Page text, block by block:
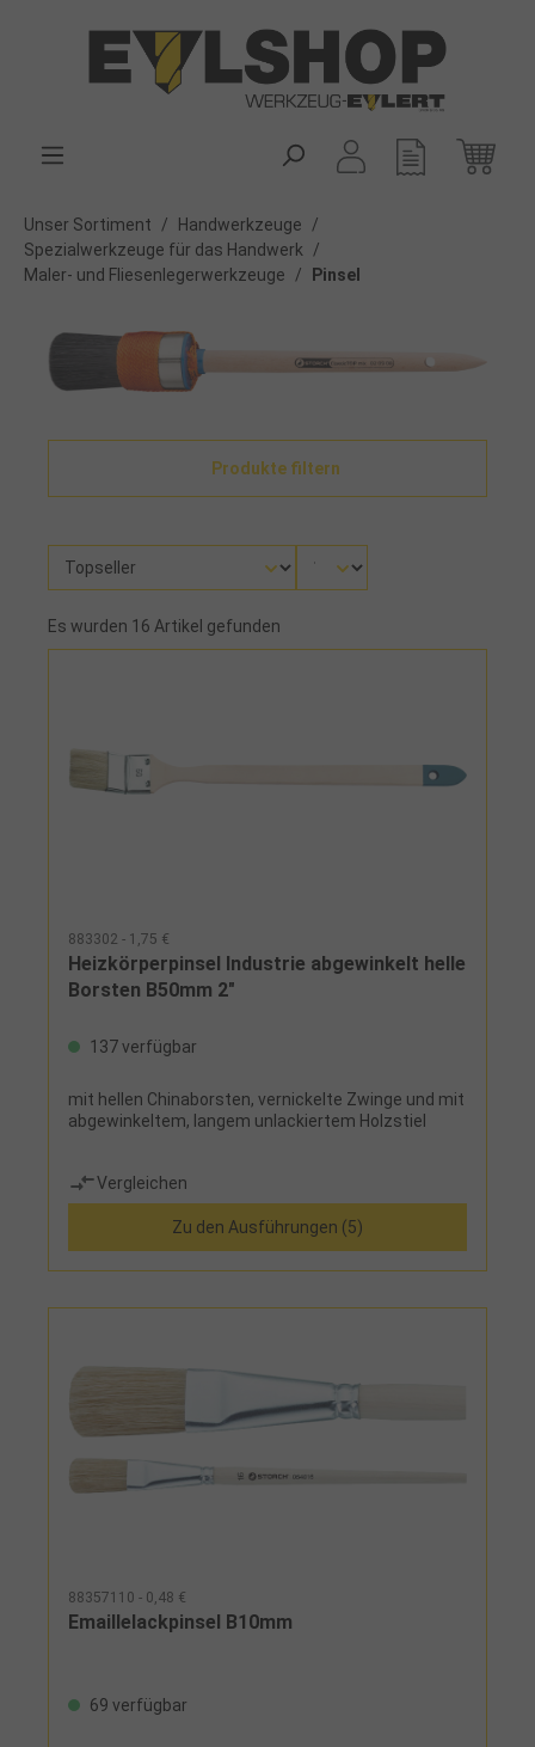
Unser Sortiment / Handwerkzeuge
/
Spezialwerkzeuge für das Handwerk
/
Maler- und Fliesenlegerwerkzeuge
/ Pinsel
Produkte filtern
Es wurden 16 Artikel gefunden
883302 - 1,75 €
Heizkörperpinsel Industrie abgewinkelt helle
Borsten B50mm 2"
137 verfügbar
mit hellen Chinaborsten, vernickelte Zwinge und mit
abgewinkeltem, langem unlackiertem Holzstiel
Vergleichen
Zu den Ausführungen (5)
88357110 - 0,48 €
Emaillelackpinsel B10mm
69 verfügbar